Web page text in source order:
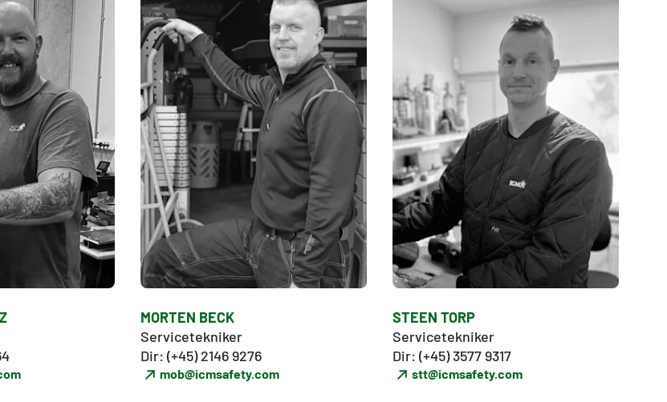
MORTEN BECK
Servicetekniker
Dir: (+45) 2146 9276
mob@icmsafety.com
STEEN TORP
Servicetekniker
Dir: (+45) 3577 9317
stt@icmsafety.com